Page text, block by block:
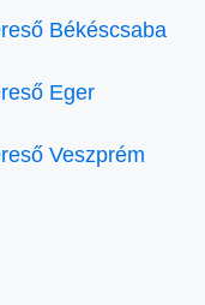
Békéscsaba
Eger
Veszprém